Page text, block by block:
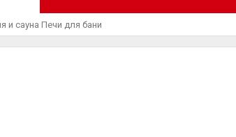
и сауна Печи для бани